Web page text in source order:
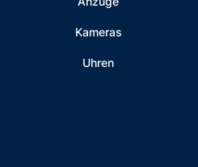
Kameras
Uhren